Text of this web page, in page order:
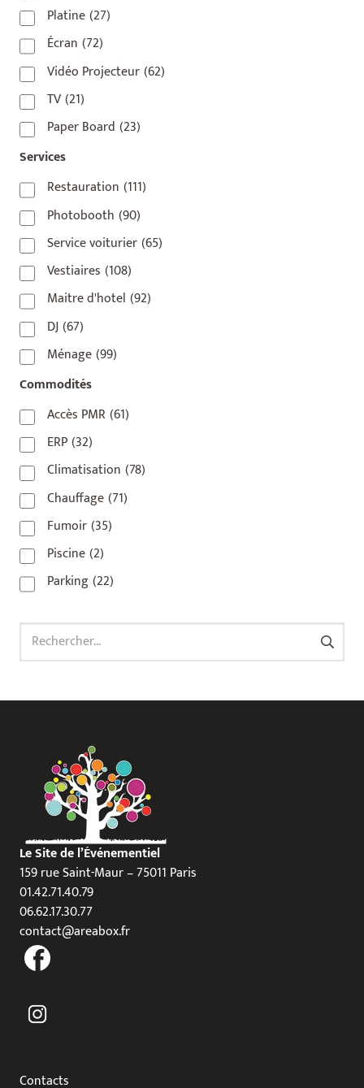
75009(5)
75010 (9)
75011 (17)
75012(8)
75013(2)
75014
75015 (3)
75016(14)
75017(2)
75018(7)
75019(4)
75020
92110(1)
92800(1)
93
(1)
93 420(1)
93100(1)
93200
93500 (1)
Platine(27)
Écran (72)
Vidéo Projecteur(62)
TV(21)
Paper Board (23)
Services
Restauration (111)
Photobooth (90)
Service voiturier(65)
Vestiaires (108)
Maitre d'hotel (92)
DJ(67)
Ménage(99)
Commodités
Accès PMR (61)
ERP(32)
Climatisation (78)
Chauffage(71)
Fumoir(35)
Piscine(2)
Parking(22)
Rechercher :
Le Site de l’Événementiel
159 rue Saint-Maur – 75011 Paris
01.42.71.40.79
06.62.17.30.77
contact@areabox.fr
Contacts